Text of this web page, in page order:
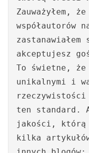
Zauważyłem,
współautorów
akceptujesz
To świetne,
unikalnymi i
rzeczywistości
ten standard.
jakości, którą
kilka